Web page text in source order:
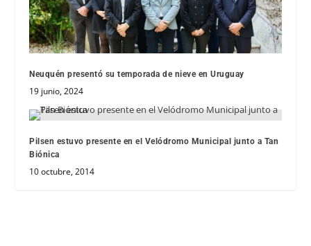
Neuquén presentó su temporada de nieve en Uruguay
19 junio, 2024
Pilsen estuvo presente en el Velódromo Municipal junto a Tan
Biónica
10 octubre, 2014